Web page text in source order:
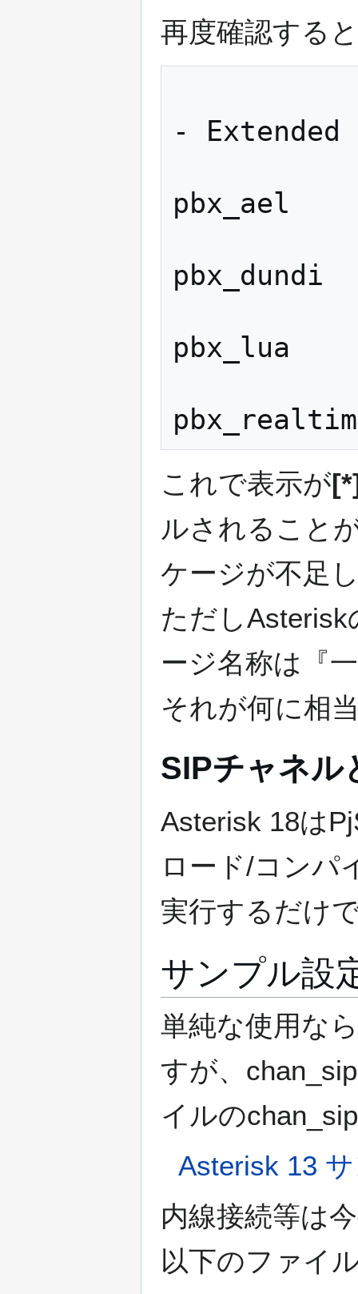
再度確認する
-
pbx_ael
pbx_dundi
pbx_lua
これで表示が
ルされること
ケージが不足
ただしAsterisk
ージ名称は『
それが何に相
SIPチャネル
Asterisk 18は
ロード/コンパ
実行するだけ
サンプル設
単純な使用な
すが、
イルの
Asterisk 13
内線接続等は
以下のファイ